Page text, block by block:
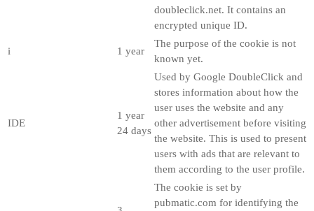
doubleclick.net. It contains an
encrypted unique ID.
i 1 year
The purpose of the cookie is not
known yet.
IDE
1 year
24 days
Used by Google DoubleClick and
stores information about how the
user uses the website and any
other advertisement before visiting
the website. This is used to present
users with ads that are relevant to
them according to the user profile.
The cookie is set by
pubmatic.com for identifying the